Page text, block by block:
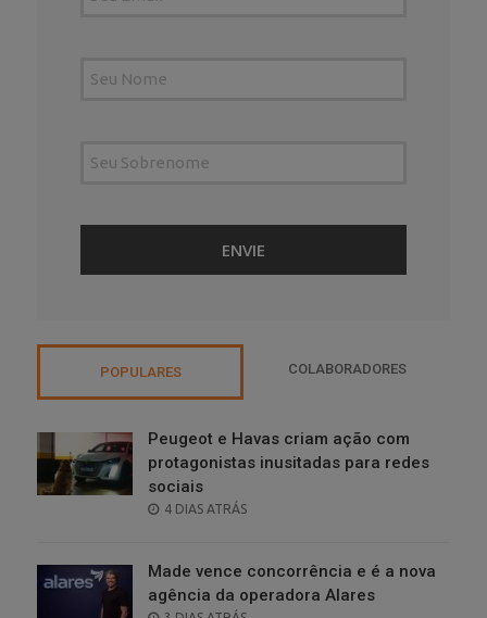
POPULARES COLABORADORES
Peugeot e Havas criam ação com
protagonistas inusitadas para redes
sociais
POSTED
4 DIAS ATRÁS
Made vence concorrência e é a nova
agência da operadora Alares